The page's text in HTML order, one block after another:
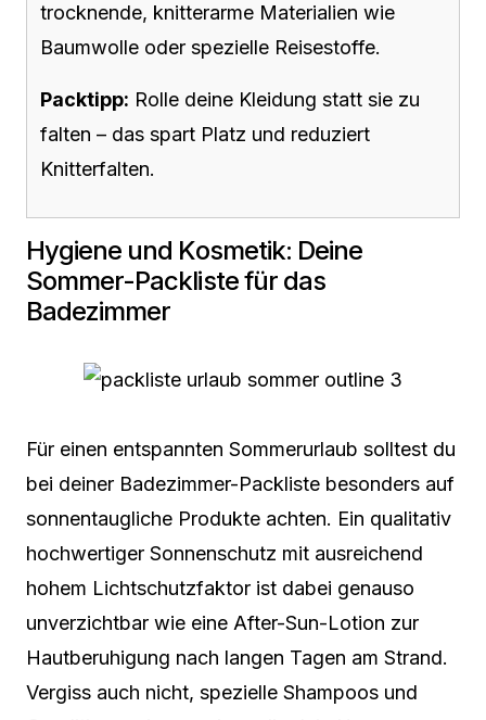
trocknende, knitterarme Materialien wie
Baumwolle oder spezielle Reisestoffe.
Packtipp: Rolle deine Kleidung statt sie zu
falten – das spart Platz und reduziert
Knitterfalten.
Hygiene und Kosmetik: Deine
Sommer-Packliste für das
Badezimmer
Für einen entspannten Sommerurlaub solltest du
bei deiner Badezimmer-Packliste besonders auf
sonnentaugliche Produkte achten. Ein qualitativ
hochwertiger Sonnenschutz mit ausreichend
hohem Lichtschutzfaktor ist dabei genauso
unverzichtbar wie eine After-Sun-Lotion zur
Hautberuhigung nach langen Tagen am Strand.
Vergiss auch nicht, spezielle Shampoos und